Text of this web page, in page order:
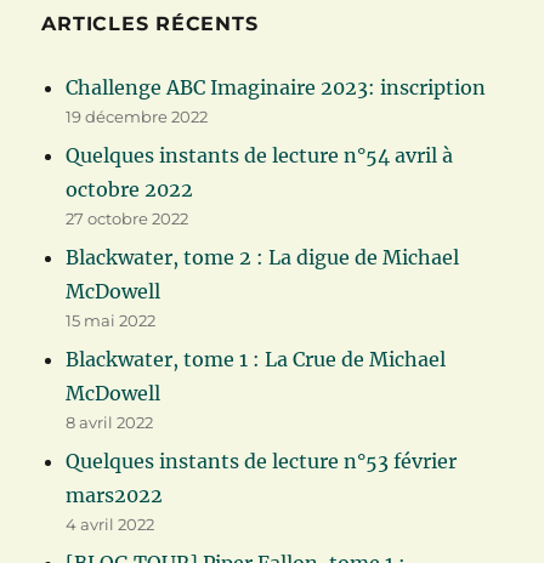
ARTICLES RÉCENTS
Challenge ABC Imaginaire 2023: inscription
19 décembre 2022
Quelques instants de lecture n°54 avril à
octobre 2022
27 octobre 2022
Blackwater, tome 2 : La digue de Michael
McDowell
15 mai 2022
Blackwater, tome 1 : La Crue de Michael
McDowell
8 avril 2022
Quelques instants de lecture n°53 février
mars2022
4 avril 2022